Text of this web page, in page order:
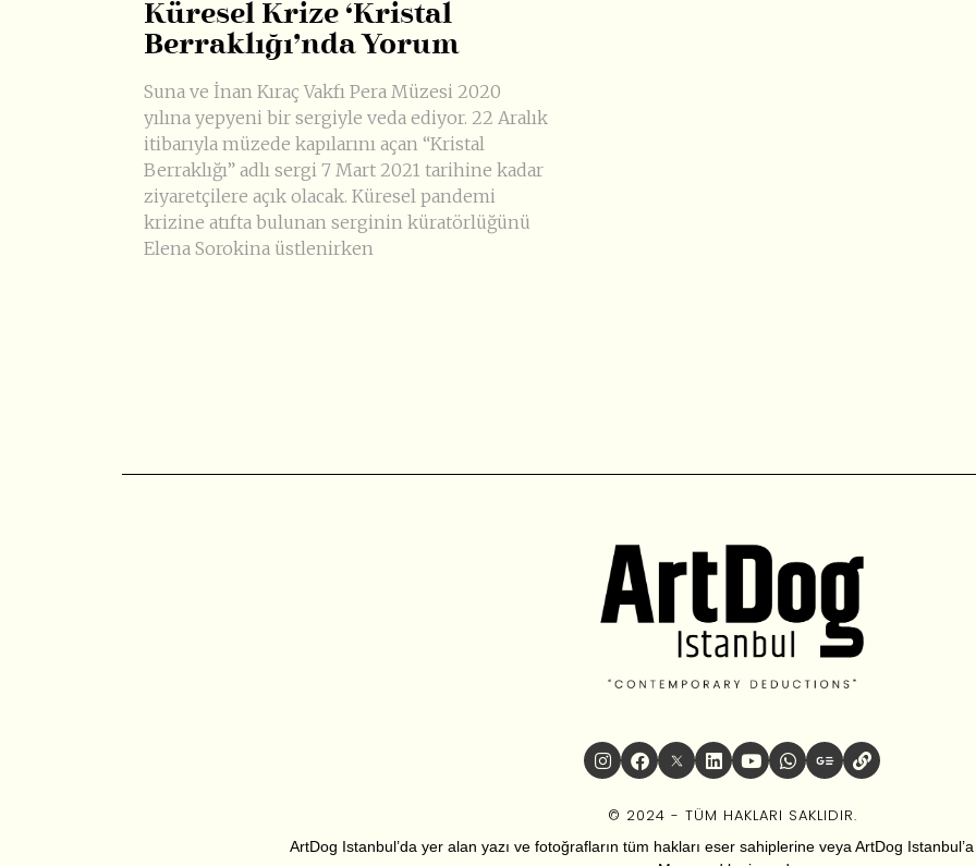
Küresel Krize ‘Kristal
Berraklığı’nda Yorum
Suna ve İnan Kıraç Vakfı Pera Müzesi 2020
yılına yepyeni bir sergiyle veda ediyor. 22 Aralık
itibarıyla müzede kapılarını açan “Kristal
Berraklığı” adlı sergi 7 Mart 2021 tarihine kadar
ziyaretçilere açık olacak. Küresel pandemi
krizine atıfta bulunan serginin küratörlüğünü
Elena Sorokina üstlenirken
© 2024 - TÜM HAKLARI SAKLIDIR.
ArtDog Istanbul’da yer alan yazı ve fotoğrafların tüm hakları eser sahiplerine veya ArtDog Istanbul’a